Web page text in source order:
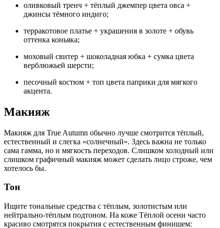
оливковый тренч + тёплый джемпер цвета овса +
джинсы тёмного индиго;
терракотовое платье + украшения в золоте + обувь
оттенка коньяка;
моховый свитер + шоколадная юбка + сумка цвета
верблюжьей шерсти;
песочный костюм + топ цвета паприки для мягкого
акцента.
Макияж
Макияж для True Autumn обычно лучше смотрится тёплый,
естественный и слегка «солнечный». Здесь важна не только
сама гамма, но и мягкость переходов. Слишком холодный или
слишком графичный макияж может сделать лицо строже, чем
хотелось бы.
Тон
Ищите тональные средства с тёплым, золотистым или
нейтрально-тёплым подтоном. На коже Тёплой осени часто
красиво смотрятся покрытия с естественным финишем: